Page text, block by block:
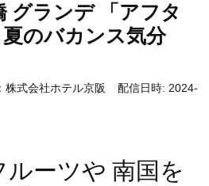
グランデ 「アフタ
のバカンス気分
株式会社ホテル京阪
配信日時: 2024-
ルーツや 南国を